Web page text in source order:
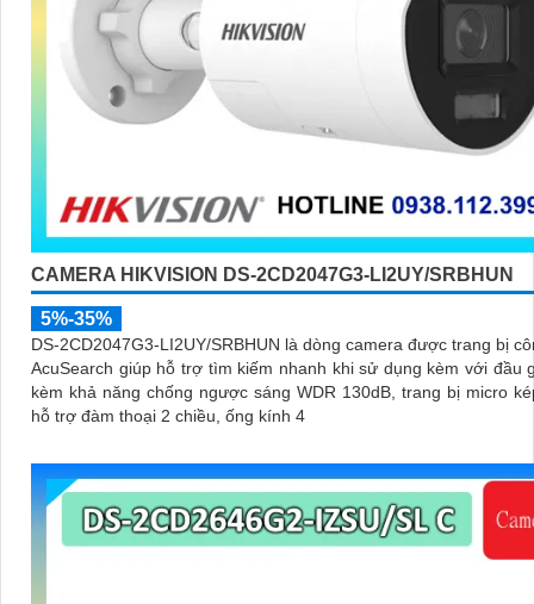
CAMERA HIKVISION DS-2CD2047G3-LI2UY/SRBHUN
5%-35%
DS-2CD2047G3-LI2UY/SRBHUN là dòng camera được trang bị
AcuSearch giúp hỗ trợ tìm kiếm nhanh khi sử dụng kèm với đầu
kèm khả năng chống ngược sáng WDR 130dB, trang bị micro
hỗ trợ đàm thoại 2 chiều, ống kính 4